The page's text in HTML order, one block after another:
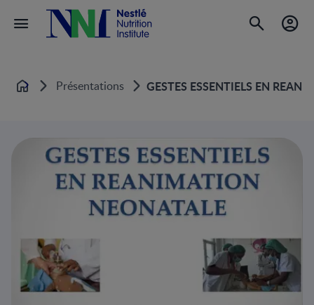
Home Présentations GESTES ESSENTIELS EN